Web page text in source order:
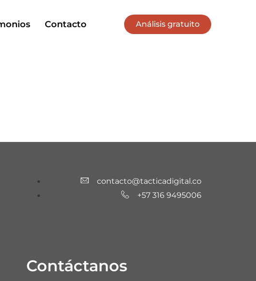
Contacto Análisis gratuito
contacto@tacticadigital.co
+57 316 9495006
Contáctanos